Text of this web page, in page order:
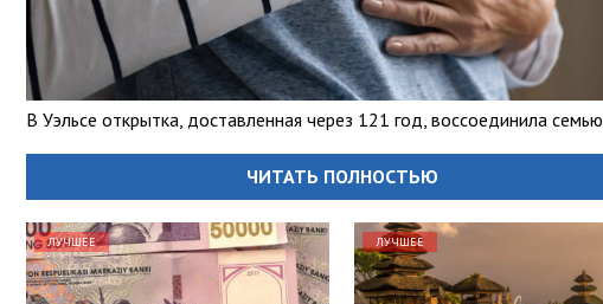
В Уэльсе открытка, доставленная через 121 год, воссоединила семью
ЧИТАТЬ ПОЛНОСТЬЮ
ЛУЧШЕЕ ЛУЧШЕЕ